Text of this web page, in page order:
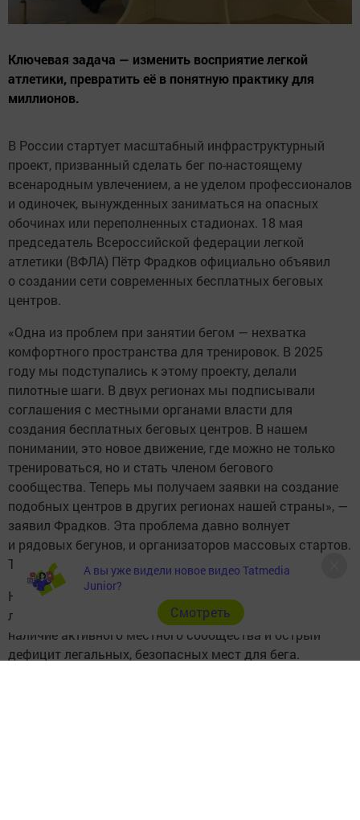
Ключевая задача — изменить восприятие легкой
атлетики, превратить её в понятную практику для
миллионов.
В России стартует масштабный инфраструктурный
проект, призванный сделать бег по-настоящему
всенародным увлечением, а не уделом профессионалов
и одиночек, вынужденных заниматься на опасных
обочинах или переполненных стадионах. 18 мая
председатель Всероссийской федерации легкой
атлетики (ВФЛА) Пётр Фрадков официально объявил
о создании сети современных бесплатных беговых
центров.
«Одна из проблем при занятии бегом — нехватка
комфортного пространства для тренировок. В 2025
году мы подступались к этому проекту, делали
пилотные шаги. В двух регионах мы подписывали
соглашения с местными органами власти для
создания бесплатных беговых центров. В нашем
понимании, это новое движение, где можно не только
тренироваться, но и стать членом бегового
сообщества. Теперь мы получаем заявки на создание
подобных центров в других регионах нашей страны», —
заявил Фрадков. Эта проблема давно волнует
и рядовых бегунов, и организаторов массовых стартов.
Теперь у неё появилось системное решение.
Новые объекты появятся в 22 городах. При выборе
локаций ВФЛА руководствовалась двумя критериями:
наличие активного местного сообщества и острый
дефицит легальных, безопасных мест для бега.
А вы уже видели новое видео Tatmedia
Junior?
Cмотреть